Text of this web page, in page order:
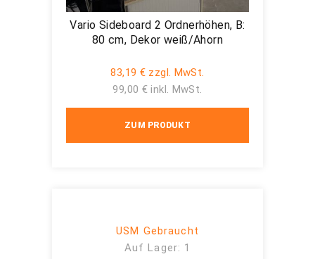
Vario Sideboard 2 Ordnerhöhen, B:
80 cm, Dekor weiß/Ahorn
83,19 € zzgl. MwSt.
99,00 € inkl. MwSt.
ZUM PRODUKT
USM Gebraucht
Auf Lager: 1